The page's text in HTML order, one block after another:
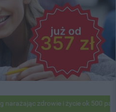
zdrowie i życie ok 500 pasażerów!